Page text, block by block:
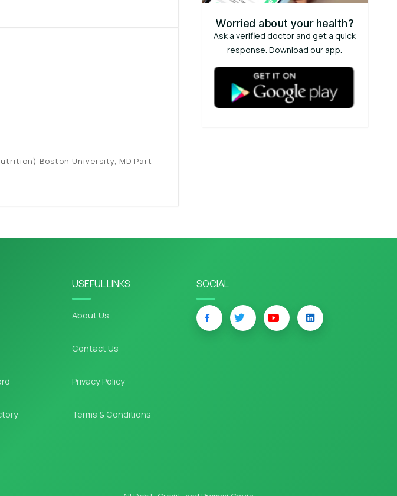
Boston University, MD Part
Worried about your health?
Ask a verified doctor and get a quick
response. Download our app.
USEFUL LINKS
About Us
Contact Us
Privacy Policy
Terms & Conditions
SOCIAL